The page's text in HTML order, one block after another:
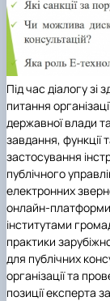
Під час діалогу
питання
державної влади
завдання, функції
застосування
публічного
електронних
онлайн-платформи
інститутами
практики
для публічних
організації та
позиції експерта